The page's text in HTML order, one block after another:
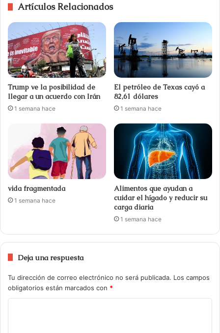
Artículos Relacionados
Trump ve la posibilidad de
llegar a un acuerdo con Irán
1 semana hace
El petróleo de Texas cayó a
82,61 dólares
1 semana hace
vida fragmentada
1 semana hace
Alimentos que ayudan a
cuidar el hígado y reducir su
carga diaria
1 semana hace
Deja una respuesta
Tu dirección de correo electrónico no será publicada. Los campos
obligatorios están marcados con *